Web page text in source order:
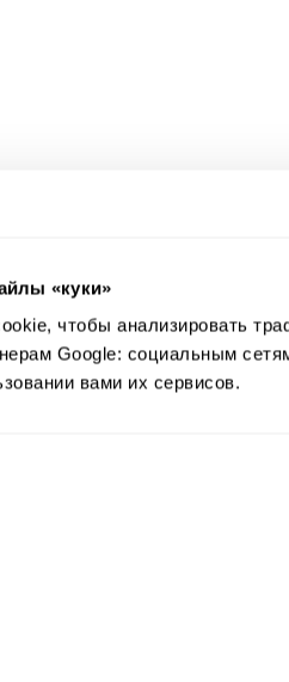
«куки»
чтобы анализировать
Google: социальным
вами их сервисов.